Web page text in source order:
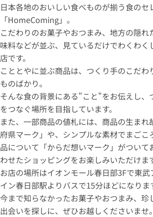
日本各地のおいしい食べものが揃う食のセ
「HomeComing」。
こだわりのお菓子やおつまみ、地方の隠れ
味料などが並ぶ、見ているだけでわくわく
店です。
こととやに並ぶ商品は、つくり手のこだわ
ものばかり。
そんな食の背景にある"こと"をお伝えし、
をつなぐ場所を目指しています。
また、一部商品の値札には、商品の生まれ
府県マーク」や、シンプルな素材でまごこ
品について「からだ想いマーク」がついて
わせたショッピングをお楽しみいただけま
お店の場所はイオンモール春日部3Fで東
イン春日部駅よりバスで15分ほどになりま
今まで知らなかったお菓子やおつまみ、珍
出会いを探しに、ぜひお越しくださいませ。